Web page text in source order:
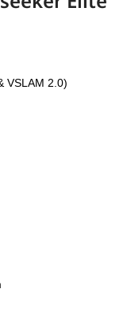
VSLAM 2.0)